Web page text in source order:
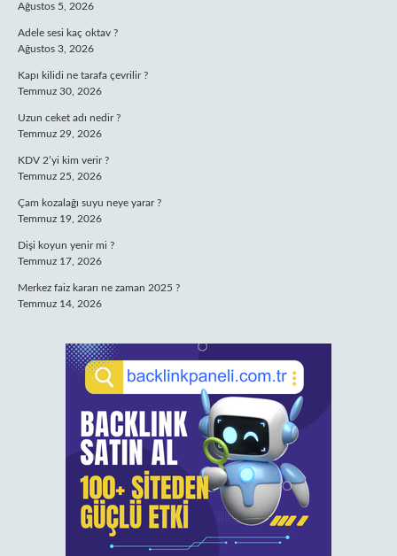
Ağustos 5, 2026
Adele sesi kaç oktav ?
Ağustos 3, 2026
Kapı kilidi ne tarafa çevrilir ?
Temmuz 30, 2026
Uzun ceket adı nedir ?
Temmuz 29, 2026
KDV 2’yi kim verir ?
Temmuz 25, 2026
Çam kozalağı suyu neye yarar ?
Temmuz 19, 2026
Dişi koyun yenir mi ?
Temmuz 17, 2026
Merkez faiz kararı ne zaman 2025 ?
Temmuz 14, 2026